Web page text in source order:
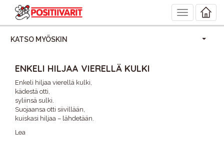
Toggle
navigation
KATSO MYÖSKIN
ENKELI HILJAA VIERELLÄ KULKI
Enkeli hiljaa vierellä kulki,
kädestä otti,
syliinsä sulki.
Suojaansa otti siivillään,
kuiskasi hiljaa – lähdetään.
Lea